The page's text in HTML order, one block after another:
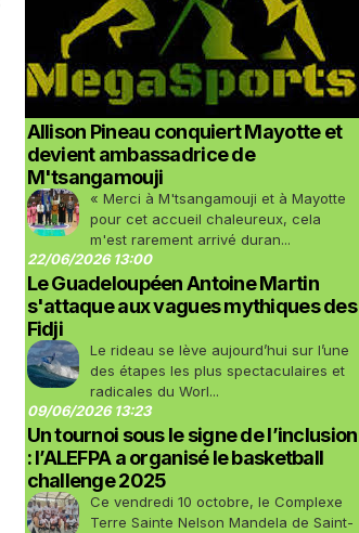
Allison Pineau conquiert Mayotte et
devient ambassadrice de
M'tsangamouji
« Merci à M'tsangamouji et à Mayotte
pour cet accueil chaleureux, cela
m'est rarement arrivé duran...
22/06/2026 13:00
Le Guadeloupéen Antoine Martin
s'attaque aux vagues mythiques des
Fidji
Le rideau se lève aujourd’hui sur l’une
des étapes les plus spectaculaires et
radicales du Worl...
09/06/2026 13:23
Un tournoi sous le signe de l’inclusion
: l’ALEFPA a organisé le basketball
challenge 2025
Ce vendredi 10 octobre, le Complexe
Terre Sainte Nelson Mandela de Saint-